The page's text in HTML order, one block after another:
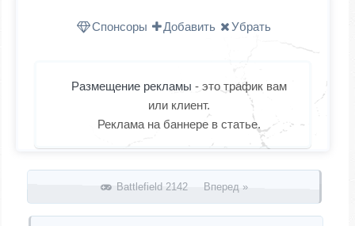
Спонсоры Добавить Убрать
Размещение рекламы - это трафик вам
или клиент.
Реклама на баннере в статье.
Запись навигация
Battlefield 2142 Вперед »